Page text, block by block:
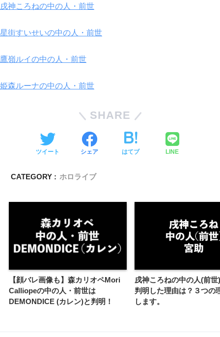
戌神ころねの中の人・前世
星街すいせいの中の人・前世
鷹嶺ルイの中の人・前世
姫森ルーナの中の人・前世
SHARE
ツイート シェア はてブ LINE
CATEGORY : ホロライブ
【顔バレ画像も】森カリオペMori
Calliopeの中の人・前世は
DEMONDICE (カレン)と判明！
戌神ころねの中の人(前
判明した理由は？３つの
します。